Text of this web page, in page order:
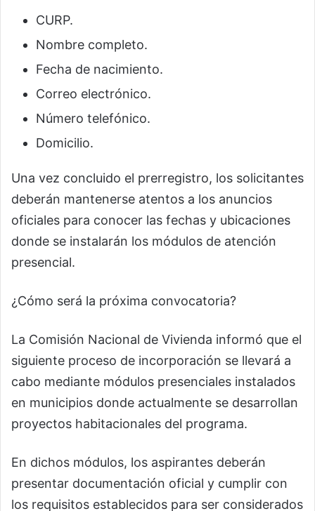
CURP.
Nombre completo.
Fecha de nacimiento.
Correo electrónico.
Número telefónico.
Domicilio.
Una vez concluido el prerregistro, los solicitantes
deberán mantenerse atentos a los anuncios
oficiales para conocer las fechas y ubicaciones
donde se instalarán los módulos de atención
presencial.
¿Cómo será la próxima convocatoria?
La Comisión Nacional de Vivienda informó que el
siguiente proceso de incorporación se llevará a
cabo mediante módulos presenciales instalados
en municipios donde actualmente se desarrollan
proyectos habitacionales del programa.
En dichos módulos, los aspirantes deberán
presentar documentación oficial y cumplir con
los requisitos establecidos para ser considerados